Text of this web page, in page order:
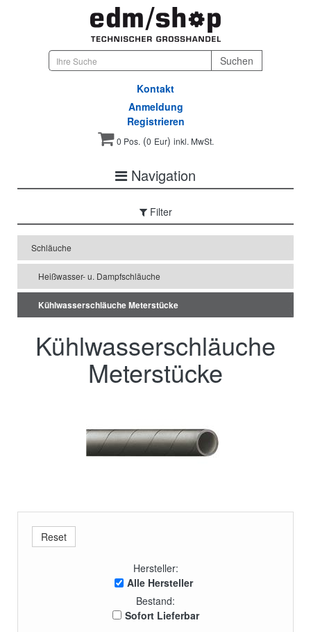
Kontakt
Anmeldung
Registrieren
0 Pos.(0 Eur) inkl. MwSt.
Navigation
Filter
Schläuche
Heißwasser- u. Dampfschläuche
Kühlwasserschläuche Meterstücke
Kühlwasserschläuche
Meterstücke
Hersteller:
Alle Hersteller
Bestand:
Sofort Lieferbar